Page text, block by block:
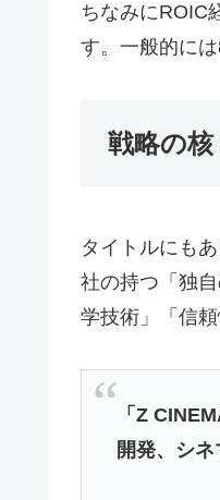
ちなみにROIC
す。一般的に
戦略の
タイトルにも
社の持つ「独
学技術」「信
「Z
開発、シ